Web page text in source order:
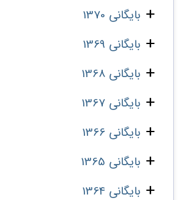
بایگانی 1370
بایگانی 1369
بایگانی 1368
بایگانی 1367
بایگانی 1366
بایگانی 1365
بایگانی 1364